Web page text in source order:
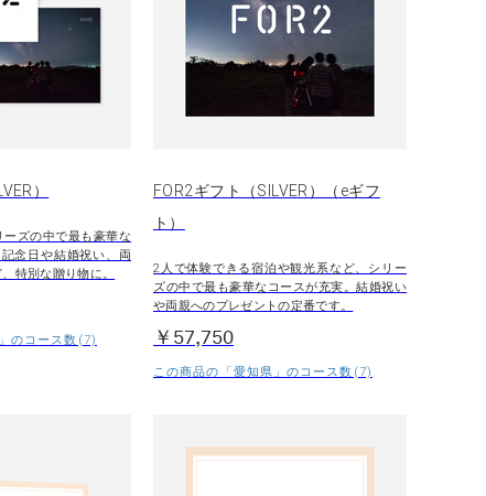
）
ズの中で最も豪華な
念日や結婚祝い、両
特別な贈り物に。
のコース数(7)
FOR2ギフト（SILVER）（eギフ
ト）
2人で体験できる宿泊や観光系など、シリー
ズの中で最も豪華なコースが充実。結婚祝い
や両親へのプレゼントの定番です。
￥57,750
この商品の「愛知県」のコース数(7)